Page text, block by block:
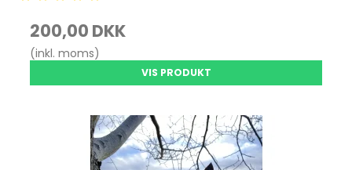
200,00 DKK
(inkl. moms)
VIS PRODUKT